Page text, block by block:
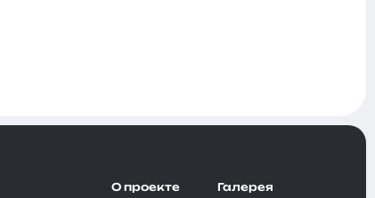
О проекте Галерея